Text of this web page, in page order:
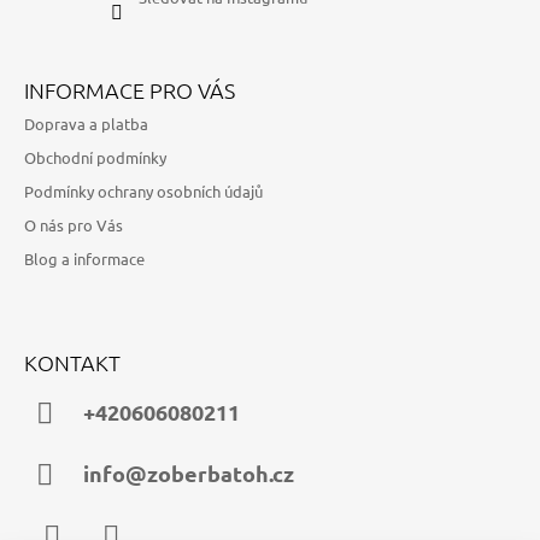
INFORMACE PRO VÁS
Doprava a platba
Obchodní podmínky
Podmínky ochrany osobních údajů
O nás pro Vás
Blog a informace
KONTAKT
+420606080211
info@zoberbatoh.cz